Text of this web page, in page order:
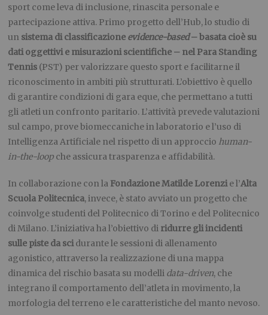
sport come leva di inclusione, rinascita personale e
partecipazione attiva. Primo progetto dell’Hub, lo studio di
un sistema di classificazione evidence-based– basata cioè su
dati oggettivi e misurazioni scientifiche – nel Para Standing
Tennis (PST) per valorizzare questo sport e facilitarne il
riconoscimento in ambiti più strutturati. L’obiettivo è quello
di garantire condizioni di gara eque, che permettano a tutti
gli atleti un confronto paritario. L’attività prevede valutazioni
sul campo, prove biomeccaniche in laboratorio e l’uso di
Intelligenza Artificiale nel rispetto di un approccio human-
in-the-loop che assicura trasparenza e affidabilità.
In collaborazione con la Fondazione Matilde Lorenzie l’Alta
Scuola Politecnica, invece, è stato avviato un progetto che
coinvolge studenti del Politecnico di Torino e del Politecnico
di Milano. L’iniziativa ha l’obiettivo di ridurre gli incidenti
sulle piste da scidurante le sessioni di allenamento
agonistico, attraverso la realizzazione di una mappa
dinamica del rischio basata su modelli data-driven, che
integrano il comportamento dell’atleta in movimento, la
morfologia del terreno e le caratteristiche del manto nevoso.